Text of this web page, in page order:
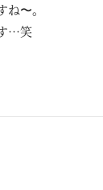
〜。
…笑